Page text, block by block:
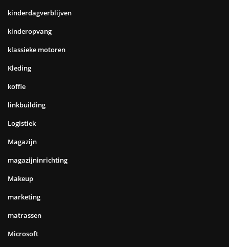
kinderdagverblijven
kinderopvang
klassieke motoren
Kleding
koffie
linkbuilding
Logistiek
Magazijn
magazijninrichting
Makeup
marketing
matrassen
Microsoft